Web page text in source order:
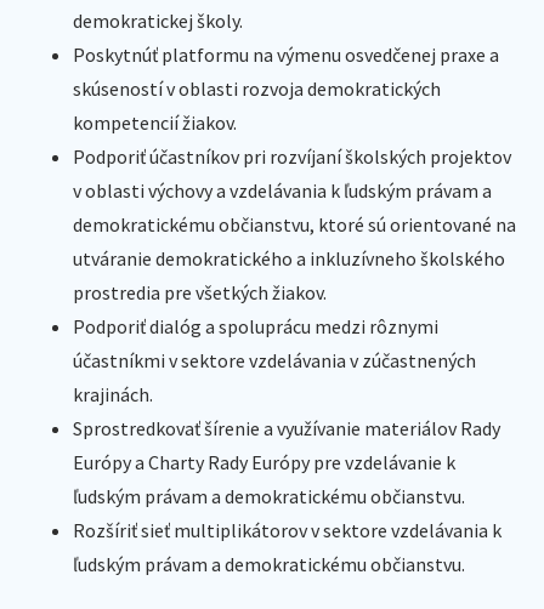
demokratickej školy.
Poskytnúť platformu na výmenu osvedčenej praxe a
skúseností v oblasti rozvoja demokratických
kompetencií žiakov.
Podporiť účastníkov pri rozvíjaní školských projektov
v oblasti výchovy a vzdelávania k ľudským právam a
demokratickému občianstvu, ktoré sú orientované na
utváranie demokratického a inkluzívneho školského
prostredia pre všetkých žiakov.
Podporiť dialóg a spoluprácu medzi rôznymi
účastníkmi v sektore vzdelávania v zúčastnených
krajinách.
Sprostredkovať šírenie a využívanie materiálov Rady
Európy a Charty Rady Európy pre vzdelávanie k
ľudským právam a demokratickému občianstvu.
Rozšíriť sieť multiplikátorov v sektore vzdelávania k
ľudským právam a demokratickému občianstvu.